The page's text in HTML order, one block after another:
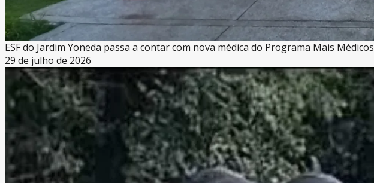
ESF do Jardim Yoneda passa a contar com nova médica do Programa Mais Médicos
29 de julho de 2026